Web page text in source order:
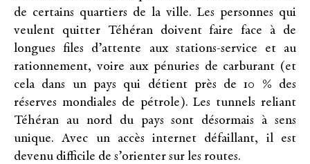
de certains quartiers de la ville. Les personnes qui
veulent quitter Téhéran doivent faire face à de
longues files d’attente aux stations-service et au
rationnement, voire aux pénuries de carburant (et
cela dans un pays qui détient près de 10 % des
réserves mondiales de pétrole). Les tunnels reliant
Téhéran au nord du pays sont désormais à sens
unique. Avec un accès internet défaillant, il est
devenu difficile de s’orienter sur les routes.